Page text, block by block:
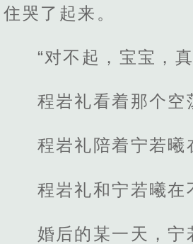
住哭了起来。
“对不起，宝宝，
程岩礼看着那个空
程岩礼陪着宁若曦
程岩礼和宁若曦在
婚后的某一天，宁